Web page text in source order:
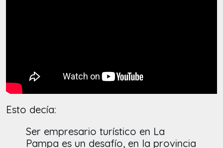
Esto decía:
Ser empresario turístico en La
Pampa es un desafío, en la provincia